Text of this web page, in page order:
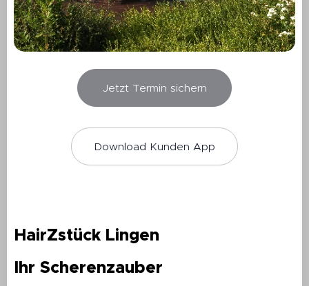
Jetzt Termin sichern
Download Kunden App
HairZstück Lingen
Ihr Scherenzauber